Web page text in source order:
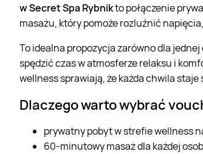
w Secret Spa Rybnikto połączenie
masażu, który pomoże rozluźnić
To idealna propozycja zarówno dla
spędzić czas w atmosferze relaksu i
wellness sprawiają, że każda chwila
Dlaczego warto wybrać
prywatny pobyt w strefie wellness
60-minutowy masaż dla każdej